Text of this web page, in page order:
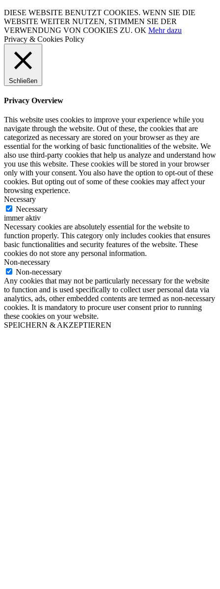
DIESE WEBSITE BENUTZT COOKIES. WENN SIE DIE
WEBSITE WEITER NUTZEN, STIMMEN SIE DER
VERWENDUNG VON COOKIES ZU. OK Mehr dazu
Privacy & Cookies Policy
Schließen
Privacy Overview
This website uses cookies to improve your experience while you
navigate through the website. Out of these, the cookies that are
categorized as necessary are stored on your browser as they are
essential for the working of basic functionalities of the website. We
also use third-party cookies that help us analyze and understand how
you use this website. These cookies will be stored in your browser
only with your consent. You also have the option to opt-out of these
cookies. But opting out of some of these cookies may affect your
browsing experience.
Necessary
Necessary
immer aktiv
Necessary cookies are absolutely essential for the website to
function properly. This category only includes cookies that ensures
basic functionalities and security features of the website. These
cookies do not store any personal information.
Non-necessary
Non-necessary
Any cookies that may not be particularly necessary for the website
to function and is used specifically to collect user personal data via
analytics, ads, other embedded contents are termed as non-necessary
cookies. It is mandatory to procure user consent prior to running
these cookies on your website.
SPEICHERN & AKZEPTIEREN